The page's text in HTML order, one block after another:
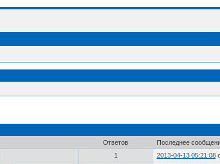
Ответов
Последнее
1 2013-04-13 05:21:08